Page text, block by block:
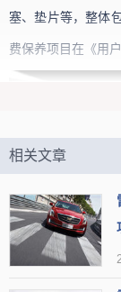
塞、垫片等，整体
费保养项目在《用
相关文章